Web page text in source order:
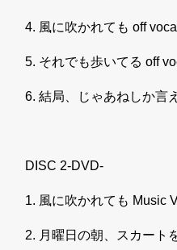
4. 風に吹かれても off
5. それでも歩いてる off
6. 結局、じゃあねしか言
DISC 2-DVD-
1. 風に吹かれても Music
2. 月曜日の朝、スカート